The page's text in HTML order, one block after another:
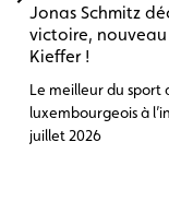
Jonas Schmitz
victoire,
Kieffer !
Le meilleur du sport
luxembourgeois à
juillet 2026